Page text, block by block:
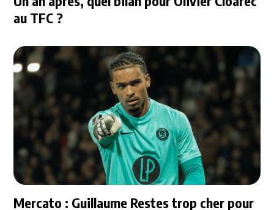
au TFC ?
Mercato : Guillaume Restes trop cher pour